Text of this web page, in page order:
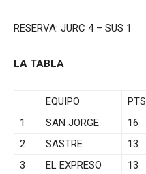
RESERVA: JURC 4 – SUS 1
LA TABLA
EQUIPO PTS
1
SAN JORGE 16
2
SASTRE 13
3
EL EXPRESO 13